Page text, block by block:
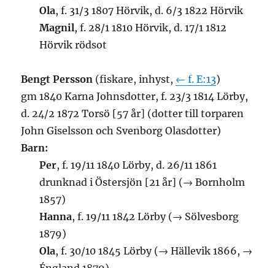
Ola, f. 31/3 1807 Hörvik, d. 6/3 1822 Hörvik
Magnil, f. 28/1 1810 Hörvik, d. 17/1 1812
Hörvik rödsot
Bengt Persson (fiskare, inhyst, ← f. E:13)
gm 1840 Karna Johnsdotter, f. 23/3 1814 Lörby,
d. 24/2 1872 Torsö [57 år] (dotter till torparen
John Giselsson och Svenborg Olasdotter)
Barn:
Per, f. 19/11 1840 Lörby, d. 26/11 1861
drunknad i Östersjön [21 år] (→ Bornholm
1857)
Hanna, f. 19/11 1842 Lörby (→ Sölvesborg
1879)
Ola, f. 30/10 1845 Lörby (→ Hällevik 1866, →